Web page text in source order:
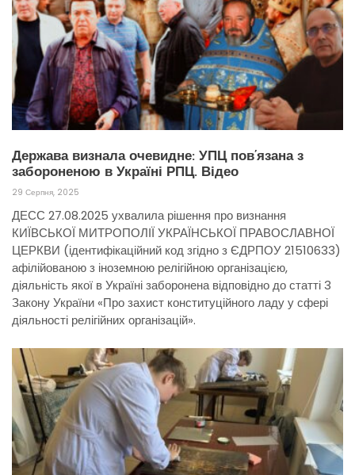
Держава визнала очевидне: УПЦ пов’язана з
забороненою в Україні РПЦ. Відео
29 Серпня, 2025
ДЕСС 27.08.2025 ухвалила рішення про визнання
КИЇВСЬКОЇ МИТРОПОЛІЇ УКРАЇНСЬКОЇ ПРАВОСЛАВНОЇ
ЦЕРКВИ (ідентифікаційний код згідно з ЄДРПОУ 21510633)
афілійованою з іноземною релігійною організацією,
діяльність якої в Україні заборонена відповідно до статті 3
Закону України «Про захист конституційного ладу у сфері
діяльності релігійних організацій».